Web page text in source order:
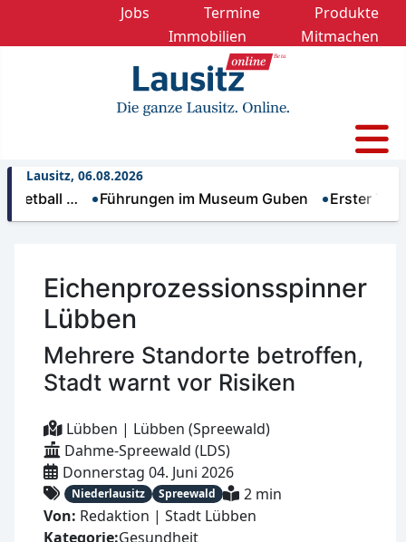
Jobs Termine
Produkte
Immobilien
Mitmachen
Lausitz, 06.08.2026
… Führungen im Museum Guben Erster
Eichenprozessionsspinner
Lübben
Mehrere Standorte betroffen,
Stadt warnt vor Risiken
Lübben | Lübben (Spreewald)
Dahme-Spreewald (LDS)
Donnerstag 04. Juni 2026
Niederlausitz Spreewald
2 min
Von: Redaktion | Stadt Lübben
Kategorie:Gesundheit